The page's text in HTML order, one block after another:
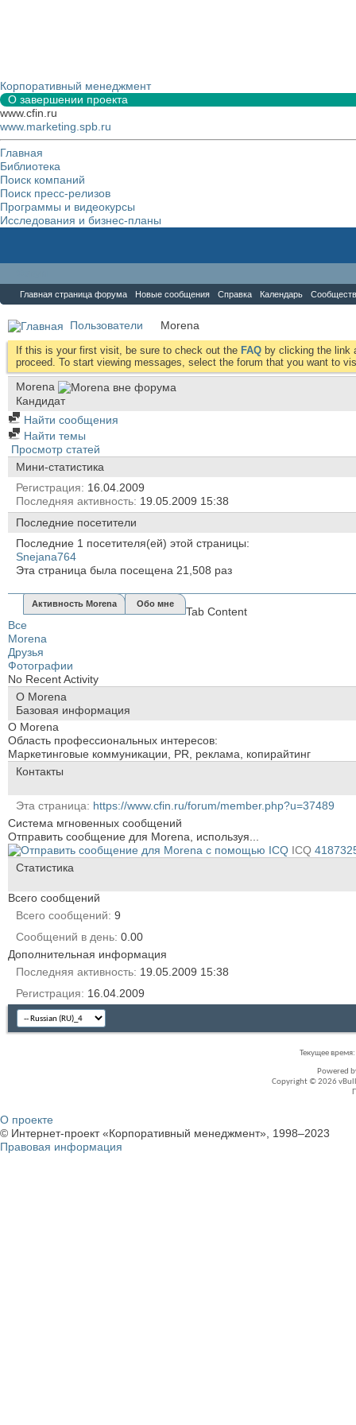
Корпоративный менеджмент
О завершении проекта
www.cfin.ru
www.marketing.spb.ru
Главная
Библиотека
Поиск компаний
Поиск пресс-релизов
Программы и видеокурсы
Исследования и бизнес-планы
Главная страница форума Новые сообщения Справка Календарь
Пользователи Morena
If this is your first visit, be sure to check out the FAQ by clicking the link
proceed. To start viewing messages, select the forum that you want to
Morena
Кандидат
Найти сообщения
Найти темы
Просмотр статей
Мини-статистика
Регистрация
16.04.2009
Последняя активность 19.05.2009 15:38
Последние посетители
Последние 1 посетителя(ей) этой страницы:
Snejana764
Эта страница была посещена 21,508 раз
Активность Morena Обо мне
Tab Content
Все
Morena
Друзья
Фотографии
No Recent Activity
О Morena
Базовая информация
О Morena
Область профессиональных интересов:
Маркетинговые коммуникации, PR, реклама, копирайтинг
Контакты
Эта страница
https://www.cfin.ru/forum/member.php?u=37489
Система мгновенных сообщений
Отправить сообщение для Morena, используя...
ICQ
Статистика
Всего сообщений
Всего сообщений 9
Сообщений в день 0.00
Дополнительная информация
Последняя активность 19.05.2009 15:38
Регистрация
16.04.2009
Текущее время:
Powered
Copyright © 2026
О проекте
© Интернет-проект «Корпоративный менеджмент», 1998–2023
Правовая информация